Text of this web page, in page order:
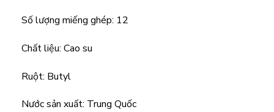
Số lượng miếng ghép: 12
Chất liệu: Cao su
Ruột: Butyl
Nước sản xuất: Trung Quốc